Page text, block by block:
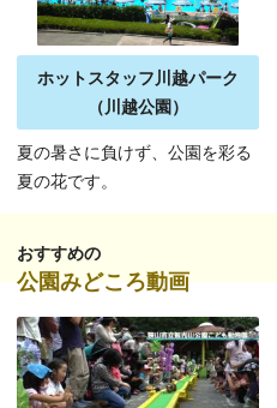
ホットスタッフ川越パーク
（川越公園）
夏の暑さに負けず、公園を彩る
夏の花です。
おすすめの
公園みどころ動画